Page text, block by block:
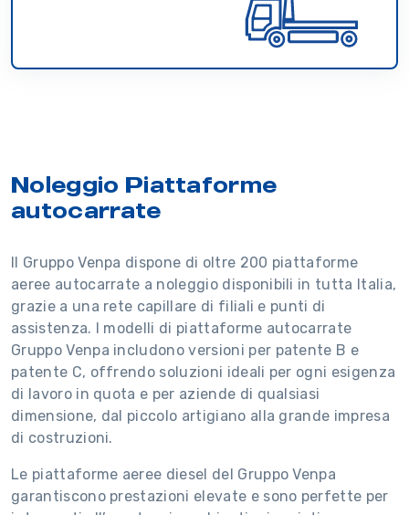
Noleggio Piattaforme
autocarrate
Il Gruppo Venpa dispone di oltre 200 piattaforme
aeree autocarrate a noleggio disponibili in tutta Italia,
grazie a una rete capillare di filiali e punti di
assistenza. I modelli di piattaforme autocarrate
Gruppo Venpa includono versioni per patente B e
patente C, offrendo soluzioni ideali per ogni esigenza
di lavoro in quota e per aziende di qualsiasi
dimensione, dal piccolo artigiano alla grande impresa
di costruzioni.
Le piattaforme aeree diesel del Gruppo Venpa
garantiscono prestazioni elevate e sono perfette per